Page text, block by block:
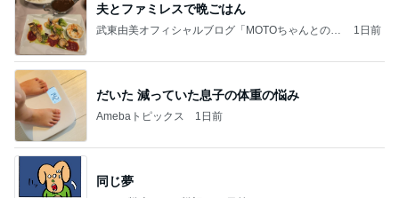
夫とファミレスで晩ごはん
武東由美オフィシャルブログ「MOTOちゃんとのは
1日前
だいた 減っていた息子の体重の悩み
Amebaトピックス 1日前
同じ夢